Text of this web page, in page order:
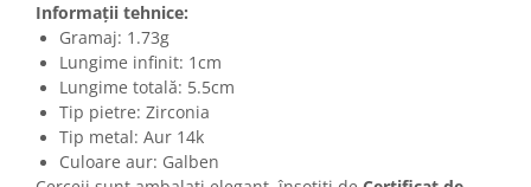
Informații tehnice:
Gramaj: 1.73g
Lungime infinit: 1cm
Lungime totală: 5.5cm
Tip pietre: Zirconia
Tip metal: Aur 14k
Culoare aur: Galben